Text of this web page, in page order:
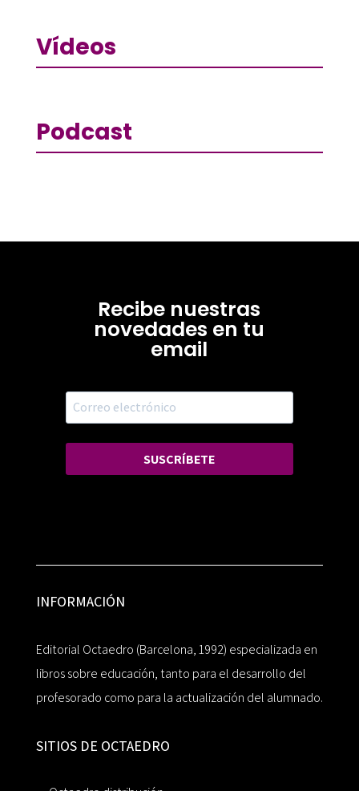
Vídeos
Podcast
Recibe nuestras
novedades en tu
email
SUSCRÍBETE
INFORMACIÓN
Editorial Octaedro (Barcelona, 1992) especializada en
libros sobre educación, tanto para el desarrollo del
profesorado como para la actualización del alumnado.
SITIOS DE OCTAEDRO